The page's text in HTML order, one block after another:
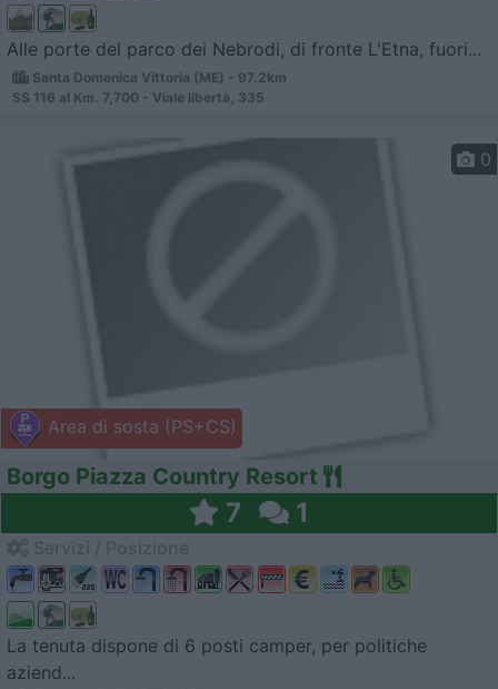
Alle porte del parco dei Nebrodi, di fronte L'Etna, fuori...
Santa Domenica Vittoria (ME) - 97.2km
SS 116 al Km. 7,700 - Viale libertà, 335
Area di sosta (PS+CS)
0
Borgo Piazza Country Resort
7 1
La tenuta dispone di 6 posti camper, per politiche
aziend...